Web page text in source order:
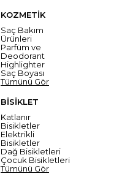
KOZMETİK
Saç Bakım
Ürünleri
Parfüm ve
Deodorant
Highlighter
Saç Boyası
Tümünü Gör
BİSİKLET
Katlanır
Bisikletler
Elektrikli
Bisikletler
Dağ Bisikletleri
Çocuk Bisikletleri
Tümünü Gör